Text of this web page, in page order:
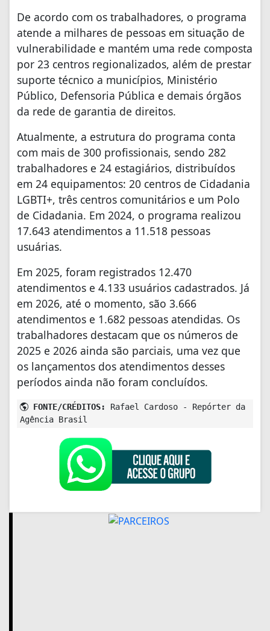
De acordo com os trabalhadores, o programa
atende a milhares de pessoas em situação de
vulnerabilidade e mantém uma rede composta
por 23 centros regionalizados, além de prestar
suporte técnico a municípios, Ministério
Público, Defensoria Pública e demais órgãos
da rede de garantia de direitos.
Atualmente, a estrutura do programa conta
com mais de 300 profissionais, sendo 282
trabalhadores e 24 estagiários, distribuídos
em 24 equipamentos: 20 centros de Cidadania
LGBTI+, três centros comunitários e um Polo
de Cidadania. Em 2024, o programa realizou
17.643 atendimentos a 11.518 pessoas
usuárias.
Em 2025, foram registrados 12.470
atendimentos e 4.133 usuários cadastrados. Já
em 2026, até o momento, são 3.666
atendimentos e 1.682 pessoas atendidas. Os
trabalhadores destacam que os números de
2025 e 2026 ainda são parciais, uma vez que
os lançamentos dos atendimentos desses
períodos ainda não foram concluídos.
FONTE/CRÉDITOS:
Rafael Cardoso - Repórter da
Agência Brasil